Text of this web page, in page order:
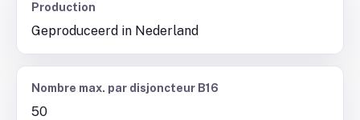
Production
Geproduceerd in Nederland
Nombre max. par disjoncteur B16
50